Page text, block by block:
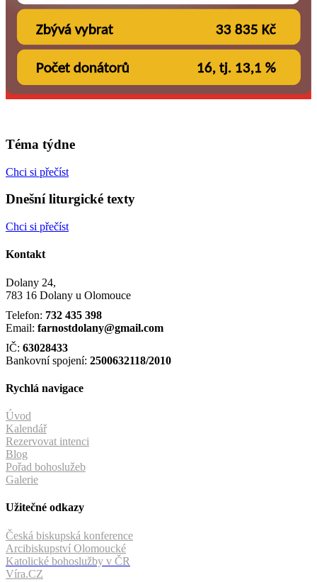
Téma týdne
Chci si přečíst
Dnešní liturgické texty
Chci si přečíst
Kontakt
Dolany 24,
783 16 Dolany u Olomouce
Telefon: 732 435 398
Email: farnostdolany@gmail.com
IČ: 63028433
Bankovní spojení: 2500632118/2010
Rychlá navigace
Úvod
Kalendář
Rezervovat intenci
Blog
Pořad bohoslužeb
Galerie
Užitečné odkazy
Česká biskupská konference
Arcibiskupství Olomoucké
Katolické bohoslužby v ČR
Víra.CZ